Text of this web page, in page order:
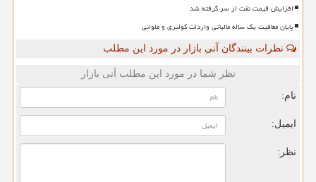
افزایش قیمت نفت از سر گرفته شد
پایان معافیت یک ساله مالیاتی واردات کولبری و ملوانی
نظرات بینندگان آنی بازار در مورد این مطلب
نظر شما در مورد این مطلب آنی بازار
نام:
ایمیل:
نظر: